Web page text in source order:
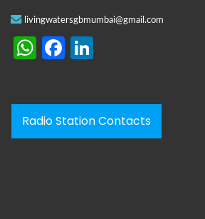
livingwatersgbmumbai@gmail.com
WhatsApp
Facebook
Radio Station Contacts